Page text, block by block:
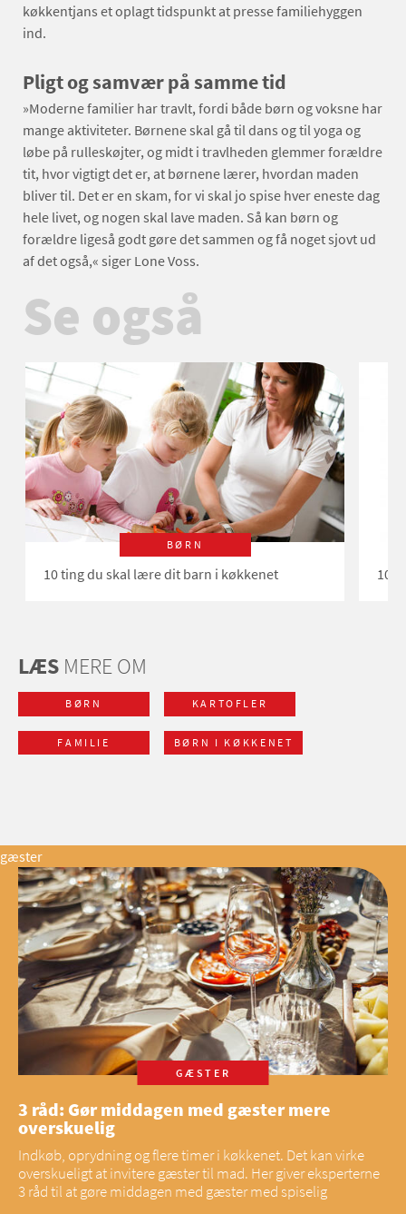
køkkentjans et oplagt tidspunkt at presse familiehyggen
ind.
Pligt og samvær på samme tid
»Moderne familier har travlt, fordi både børn og voksne har
mange aktiviteter. Børnene skal gå til dans og til yoga og
løbe på rulleskøjter, og midt i travlheden glemmer forældre
tit, hvor vigtigt det er, at børnene lærer, hvordan maden
bliver til. Det er en skam, for vi skal jo spise hver eneste dag
hele livet, og nogen skal lave maden. Så kan børn og
forældre ligeså godt gøre det sammen og få noget sjovt ud
af det også,« siger Lone Voss.
Se også
BØRN
10 ting du skal lære dit barn i køkkenet 10
LÆS MERE OM
BØRN KARTOFLER
FAMILIE BØRN I KØKKENET
gæster
GÆSTER
3 råd: Gør middagen med gæster mere
overskuelig
Indkøb, oprydning og flere timer i køkkenet. Det kan virke
overskueligt at invitere gæster til mad. Her giver eksperterne
3 råd til at gøre middagen med gæster med spiselig